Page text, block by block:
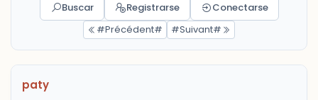
Buscar
Registrarse
Conectarse
#Précédent#
#Suivant#
paty